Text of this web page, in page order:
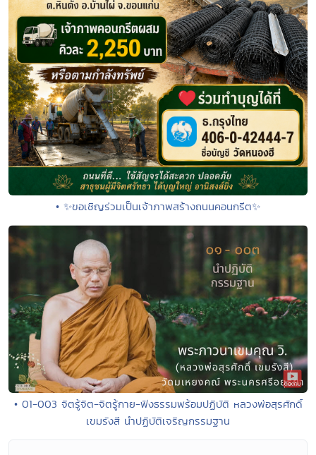
• ✨ขอเชิญร่วมเป็นเจ้าภาพสร้างถนนคอนกรีต✨
• 01-003 จิตรู้จิต-จิตรู้กาย-ฟังธรรมพร้อมปฏิบัติ หลวงพ่อสุรศักดิ์
เขมรังสี นำปฏิบัติเจริญกรรมฐาน